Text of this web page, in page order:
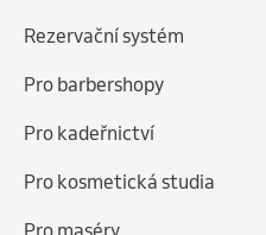
Rezervační systém
Pro barbershopy
Pro kadeřnictví
Pro kosmetická studia